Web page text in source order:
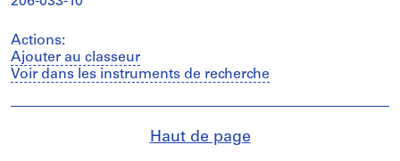
Actions:
Ajouter au classeur
Voir dans les instruments de recherche
Haut de page